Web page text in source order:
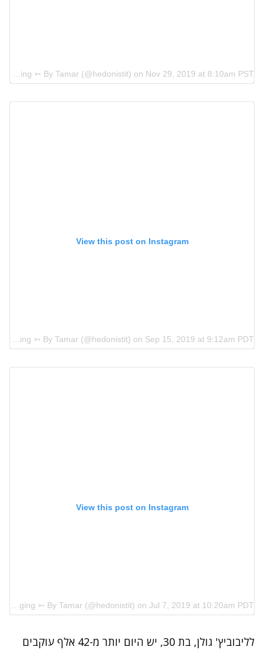
on Nov 29, 2019 at 8:10am PST
View this post on Instagram
A post shared by Travel & Blogging ➳ By Tamar (@hedonistit) on Sep 15, 2019 at 9:12am PDT
View this post on Instagram
A post shared by Travel & Blogging ➳ By Tamar (@hedonistit) on Jul 7, 2019 at 10:20am PDT
לליבוביץ' גולן
, בת 30, יש היום יותר מ-42 אלף עוקבים